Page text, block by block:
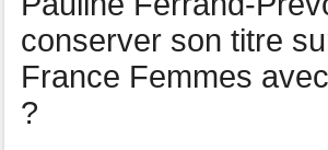
Jamais 2 sans 3 pour Jonathan Milan,
conserver son titre
France Femmes
?